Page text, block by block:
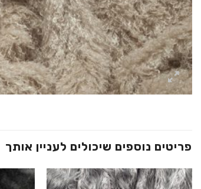
פריטים נוספים שיכולים לעניין אותך